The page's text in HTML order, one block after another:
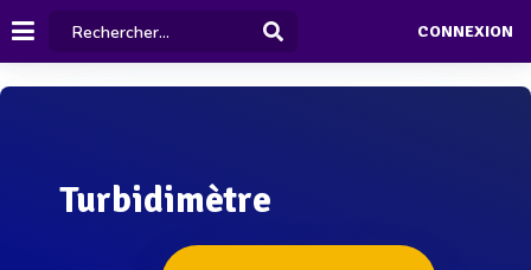
CONNEXION
Turbidimètre